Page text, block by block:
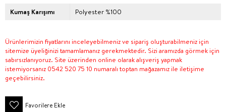
Kumaş Karışımı Polyester %100
Ürünlerimizin fiyatlarını inceleyebilmeniz ve sipariş oluşturabilmeniz için
sitemize üyeliğinizi tamamlamanız gerekmektedir. Sizi aramızda görmek için
sabırsızlanıyoruz. Site üzerinden online olarak alışveriş yapmak
istemiyorsanız 0542 520 75 10 numaralı toptan mağazamız ile iletişime
geçebilirsiniz.
Favorilere Ekle